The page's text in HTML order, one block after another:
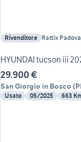
Rivenditore Rattix Padova
HYUNDAI tucson iii
29.900 €
San Giorgio in Bosco (
Usato 05/2025 663